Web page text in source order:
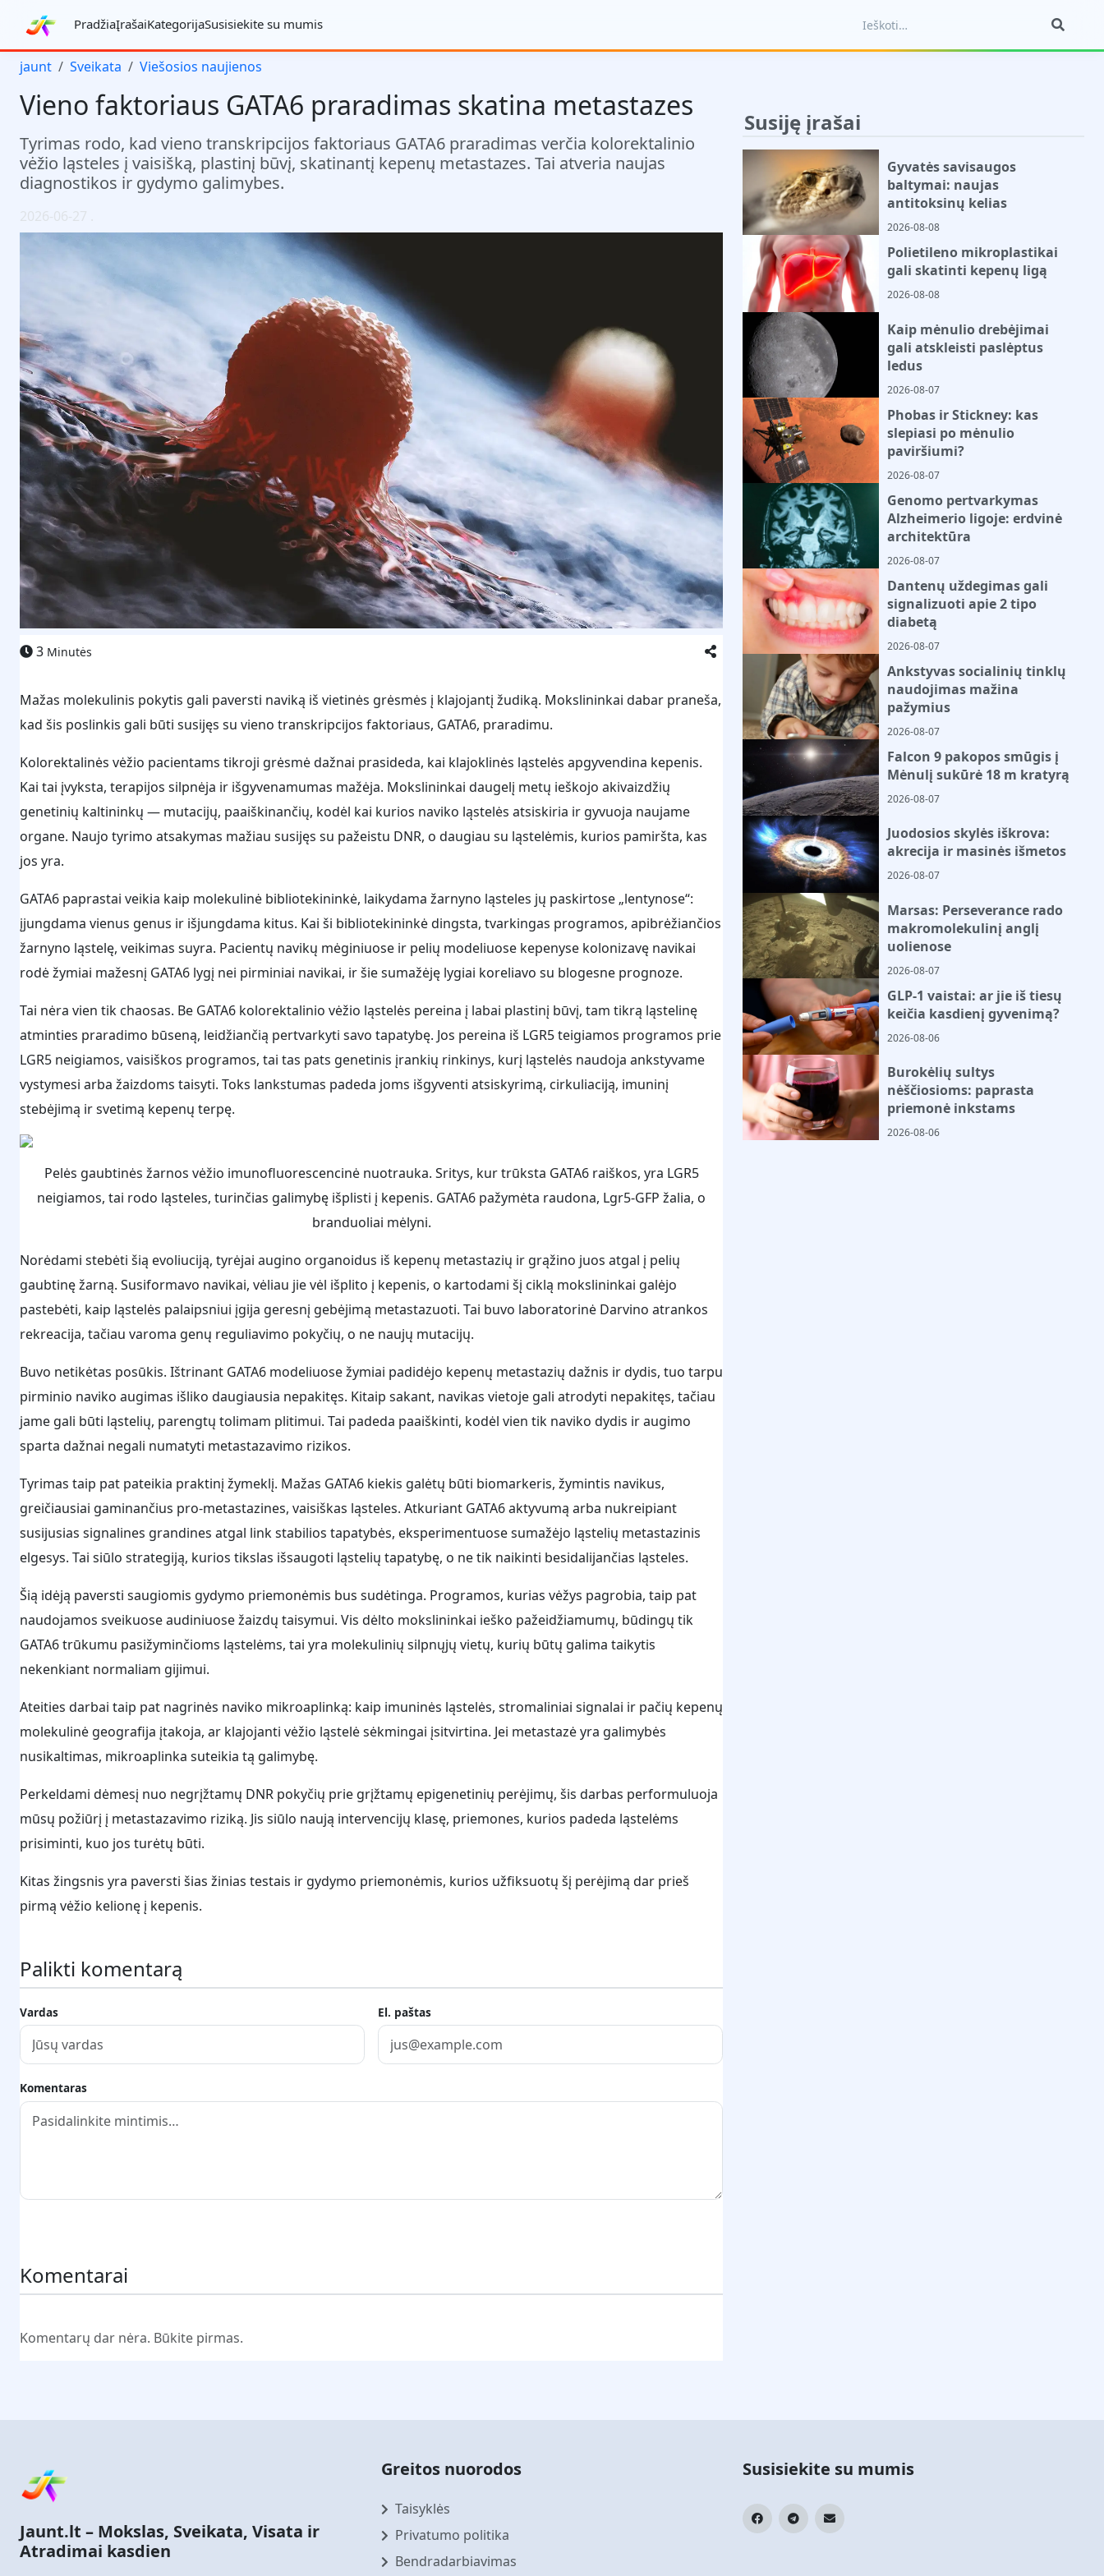
PradžiaĮrašaiKategorijaSusisiekite su mumis
jaunt Sveikata Viešosios naujienos
Vieno faktoriaus GATA6 praradimas skatina metastazes
Tyrimas rodo, kad vieno transkripcijos faktoriaus GATA6 praradimas verčia kolorektalinio
vėžio ląsteles į vaisišką, plastinį būvį, skatinantį kepenų metastazes. Tai atveria naujas
diagnostikos ir gydymo galimybes.
2026-06-27 .
3 Minutės
Mažas molekulinis pokytis gali paversti naviką iš vietinės grėsmės į klajojantį žudiką. Mokslininkai dabar praneša,
kad šis poslinkis gali būti susijęs su vieno transkripcijos faktoriaus, GATA6, praradimu.
Kolorektalinės vėžio pacientams tikroji grėsmė dažnai prasideda, kai klajoklinės ląstelės apgyvendina kepenis.
Kai tai įvyksta, terapijos silpnėja ir išgyvenamumas mažėja. Mokslininkai daugelį metų ieškojo akivaizdžių
genetinių kaltininkų — mutacijų, paaiškinančių, kodėl kai kurios naviko ląstelės atsiskiria ir gyvuoja naujame
organe. Naujo tyrimo atsakymas mažiau susijęs su pažeistu DNR, o daugiau su ląstelėmis, kurios pamiršta, kas
jos yra.
GATA6 paprastai veikia kaip molekulinė bibliotekininkė, laikydama žarnyno ląsteles jų paskirtose „lentynose“:
įjungdama vienus genus ir išjungdama kitus. Kai ši bibliotekininkė dingsta, tvarkingas programos, apibrėžiančios
žarnyno ląstelę, veikimas suyra. Pacientų navikų mėginiuose ir pelių modeliuose kepenyse kolonizavę navikai
rodė žymiai mažesnį GATA6 lygį nei pirminiai navikai, ir šie sumažėję lygiai koreliavo su blogesne prognoze.
Tai nėra vien tik chaosas. Be GATA6 kolorektalinio vėžio ląstelės pereina į labai plastinį būvį, tam tikrą ląstelinę
atminties praradimo būseną, leidžiančią pertvarkyti savo tapatybę. Jos pereina iš LGR5 teigiamos programos prie
LGR5 neigiamos, vaisiškos programos, tai tas pats genetinis įrankių rinkinys, kurį ląstelės naudoja ankstyvame
vystymesi arba žaizdoms taisyti. Toks lankstumas padeda joms išgyventi atsiskyrimą, cirkuliaciją, imuninį
stebėjimą ir svetimą kepenų terpę.
Pelės gaubtinės žarnos vėžio imunofluorescencinė nuotrauka. Sritys, kur trūksta GATA6 raiškos, yra LGR5
neigiamos, tai rodo ląsteles, turinčias galimybę išplisti į kepenis. GATA6 pažymėta raudona, Lgr5-GFP žalia, o
branduoliai mėlyni.
Norėdami stebėti šią evoliuciją, tyrėjai augino organoidus iš kepenų metastazių ir grąžino juos atgal į pelių
gaubtinę žarną. Susiformavo navikai, vėliau jie vėl išplito į kepenis, o kartodami šį ciklą mokslininkai galėjo
pastebėti, kaip ląstelės palaipsniui įgija geresnį gebėjimą metastazuoti. Tai buvo laboratorinė Darvino atrankos
rekreacija, tačiau varoma genų reguliavimo pokyčių, o ne naujų mutacijų.
Buvo netikėtas posūkis. Ištrinant GATA6 modeliuose žymiai padidėjo kepenų metastazių dažnis ir dydis, tuo tarpu
pirminio naviko augimas išliko daugiausia nepakitęs. Kitaip sakant, navikas vietoje gali atrodyti nepakitęs, tačiau
jame gali būti ląstelių, parengtų tolimam plitimui. Tai padeda paaiškinti, kodėl vien tik naviko dydis ir augimo
sparta dažnai negali numatyti metastazavimo rizikos.
Tyrimas taip pat pateikia praktinį žymeklį. Mažas GATA6 kiekis galėtų būti biomarkeris, žymintis navikus,
greičiausiai gaminančius pro-metastazines, vaisiškas ląsteles. Atkuriant GATA6 aktyvumą arba nukreipiant
susijusias signalines grandines atgal link stabilios tapatybės, eksperimentuose sumažėjo ląstelių metastazinis
elgesys. Tai siūlo strategiją, kurios tikslas išsaugoti ląstelių tapatybę, o ne tik naikinti besidalijančias ląsteles.
Šią idėją paversti saugiomis gydymo priemonėmis bus sudėtinga. Programos, kurias vėžys pagrobia, taip pat
naudojamos sveikuose audiniuose žaizdų taisymui. Vis dėlto mokslininkai ieško pažeidžiamumų, būdingų tik
GATA6 trūkumu pasižyminčioms ląstelėms, tai yra molekulinių silpnųjų vietų, kurių būtų galima taikytis
nekenkiant normaliam gijimui.
Ateities darbai taip pat nagrinės naviko mikroaplinką: kaip imuninės ląstelės, stromaliniai signalai ir pačių kepenų
molekulinė geografija įtakoja, ar klajojanti vėžio ląstelė sėkmingai įsitvirtina. Jei metastazė yra galimybės
nusikaltimas, mikroaplinka suteikia tą galimybę.
Perkeldami dėmesį nuo negrįžtamų DNR pokyčių prie grįžtamų epigenetinių perėjimų, šis darbas performuluoja
mūsų požiūrį į metastazavimo riziką. Jis siūlo naują intervencijų klasę, priemones, kurios padeda ląstelėms
prisiminti, kuo jos turėtų būti.
Kitas žingsnis yra paversti šias žinias testais ir gydymo priemonėmis, kurios užfiksuotų šį perėjimą dar prieš
pirmą vėžio kelionę į kepenis.
Palikti komentarą
Vardas El. paštas
Komentaras
Komentarai
Komentarų dar nėra. Būkite pirmas.
Susiję įrašai
Gyvatės savisaugos
baltymai: naujas
antitoksinų kelias
2026-08-08
Polietileno mikroplastikai
gali skatinti kepenų ligą
2026-08-08
Kaip mėnulio drebėjimai
gali atskleisti paslėptus
ledus
2026-08-07
Phobas ir Stickney: kas
slepiasi po mėnulio
paviršiumi?
2026-08-07
Genomo pertvarkymas
Alzheimerio ligoje: erdvinė
architektūra
2026-08-07
Dantenų uždegimas gali
signalizuoti apie 2 tipo
diabetą
2026-08-07
Ankstyvas socialinių tinklų
naudojimas mažina
pažymius
2026-08-07
Falcon 9 pakopos smūgis į
Mėnulį sukūrė 18 m kratyrą
2026-08-07
Juodosios skylės iškrova:
akrecija ir masinės išmetos
2026-08-07
Marsas: Perseverance rado
makromolekulinį anglį
uolienose
2026-08-07
GLP-1 vaistai: ar jie iš tiesų
keičia kasdienį gyvenimą?
2026-08-06
Burokėlių sultys
nėščiosioms: paprasta
priemonė inkstams
2026-08-06
Jaunt.lt – Mokslas, Sveikata, Visata ir
Atradimai kasdien
Greitos nuorodos
Taisyklės
Privatumo politika
Bendradarbiavimas
Susisiekite su mumis